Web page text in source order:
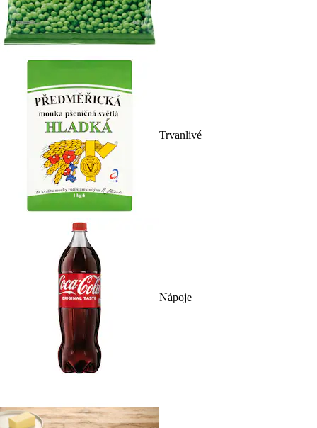
Trvanlivé
Nápoje